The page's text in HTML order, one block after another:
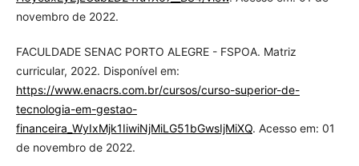
novembro de 2022.
FACULDADE SENAC PORTO ALEGRE - FSPOA. Matriz
curricular, 2022. Disponível em:
https://www.enacrs.com.br/cursos/curso-superior-de-
tecnologia-em-gestao-
financeira_WyIxMjk1IiwiNjMiLG51bGwsIjMiXQ. Acesso em: 01
de novembro de 2022.